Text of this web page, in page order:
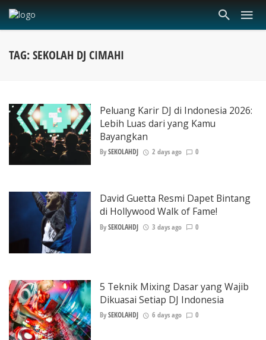
TAG: SEKOLAH DJ CIMAHI
Peluang Karir DJ di Indonesia 2026:
Lebih Luas dari yang Kamu
Bayangkan
BySEKOLAHDJ 2 days ago 0
David Guetta Resmi Dapet Bintang
di Hollywood Walk of Fame!
BySEKOLAHDJ 3 days ago 0
5 Teknik Mixing Dasar yang Wajib
Dikuasai Setiap DJ Indonesia
BySEKOLAHDJ 6 days ago 0